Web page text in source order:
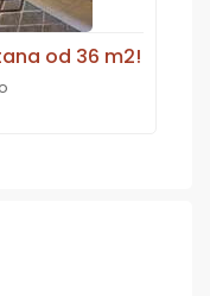
od 36 m2!